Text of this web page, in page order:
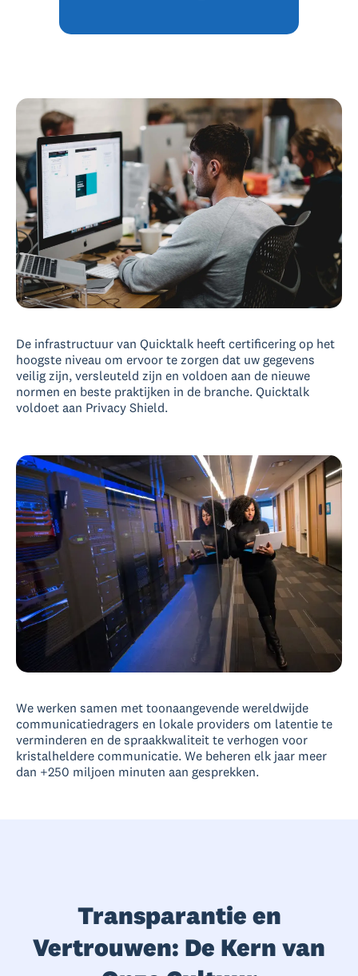
De infrastructuur van Quicktalk heeft certificering op het
hoogste niveau om ervoor te zorgen dat uw gegevens
veilig zijn, versleuteld zijn en voldoen aan de nieuwe
normen en beste praktijken in de branche. Quicktalk
voldoet aan Privacy Shield.
We werken samen met toonaangevende wereldwijde
communicatiedragers en lokale providers om latentie te
verminderen en de spraakkwaliteit te verhogen voor
kristalheldere communicatie. We beheren elk jaar meer
dan +250 miljoen minuten aan gesprekken.
Transparantie en
Vertrouwen: De Kern van